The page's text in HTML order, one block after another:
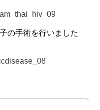
の手術を行いました